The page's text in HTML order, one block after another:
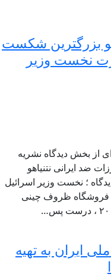
بزرگترین شکست
نخست وزیر
از بخش دیدگاه نشریه
۱۱ مارس ۲۰۲۱ مبارزات ضد ایرانی نتنیاهو
؛ نخست وزیر اسرائیل
فروشگاه ظروف چینی
ایران به تهیه